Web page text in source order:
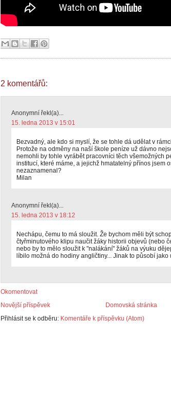
2 komentářů:
Anonymní řekl(a)...
15. ledna 2013 v 15:01
Bezvadný, ale kdo si myslí, že se tohle dá udělat v
Protože na odměny na naší škole peníze už dávno
nemohli by tohle vyrábět pracovníci těch všemožných
institucí, které máme, a jejichž hmatatelný přínos jsem
nezaznamenal?
Milan
Anonymní řekl(a)...
15. ledna 2013 v 18:12
Nechápu, čemu to má sloužit. Že bychom měli být
čtyřminutového klipu naučit žáky historii objevů (nebo
nebo by to mělo sloužit k "nalákání" žáků na výuku
líbilo možná do hodiny angličtiny... Jinak to působí jako
Okomentovat
Novější příspěvek
Domovská stránka
Přihlásit se k odběru: Komentáře k příspěvku (Atom)